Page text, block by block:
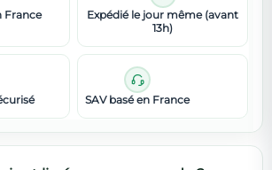
France
Expédié le jour même (avant
13h)
SAV basé en France